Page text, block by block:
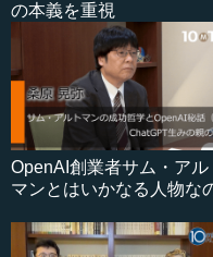
の本義を重視
OpenAI創業者サム・アル
マンとはいかなる人物な